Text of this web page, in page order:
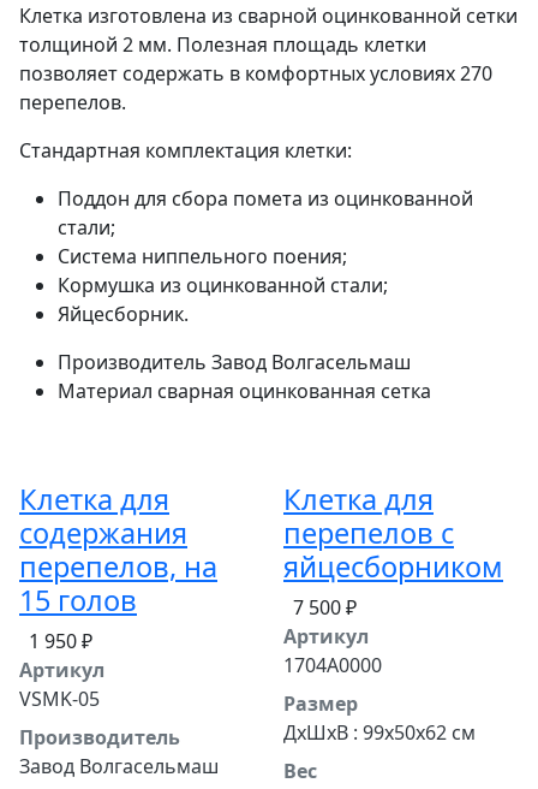
Клетка изготовлена из сварной оцинкованной сетки
толщиной 2 мм. Полезная площадь клетки
позволяет содержать в комфортных условиях 270
перепелов.
Стандартная комплектация клетки:
Поддон для сбора помета из оцинкованной
стали;
Система ниппельного поения;
Кормушка из оцинкованной стали;
Яйцесборник.
Производитель Завод Волгасельмаш
Материал сварная оцинкованная сетка
Клетка для
содержания
перепелов, на
15 голов
1 950 ₽
Артикул
VSMK-05
Производитель
Завод Волгасельмаш
Клетка для
перепелов с
яйцесборником
7 500 ₽
Артикул
1704A0000
Размер
ДхШхВ : 99x50x62 см
Вес